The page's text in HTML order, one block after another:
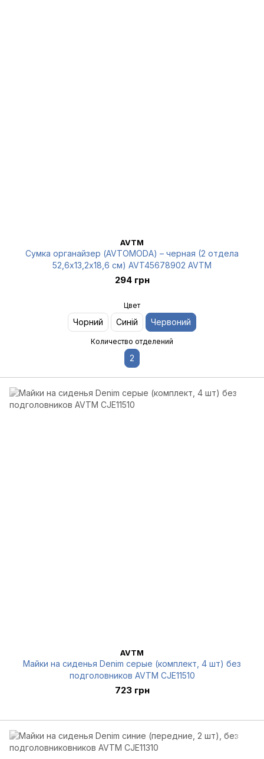
AVTM
Сумка органайзер (AVTOMODA) – черная (2 отдела
52,6х13,2х18,6 см) AVT45678902 AVTM
294 грн
Цвет
Чорний Синій Червоний
Количество отделений
2
AVTM
Майки на сиденья Denim серые (комплект, 4 шт) без
подголовников AVTM CJE11510
723 грн